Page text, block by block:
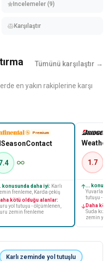
Incelemeler (9)
Karşılaştır
Tümünü karşılaştır →
en yakın rakiplerine karşı
Premium
konusunda daha iyi: Karlı
frenleme, Karda çekiş
kötü olduğu alanlar:
yol tutuşu - ölçümlenen,
zemin frenleme
1.7
...
tutuşu -
Daha
Suda
zemin yol
Karlı zeminde yol tutuşlu